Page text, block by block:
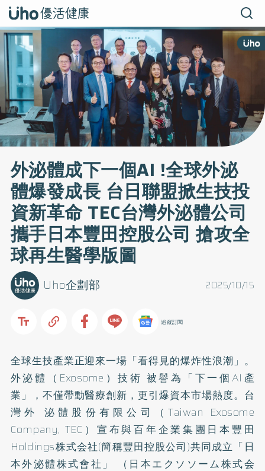
外泌體成下一個AI !全球外泌
體爆發成長 台日聯盟掀生技投
資新革命 TEC台灣外泌體公司
攜手日本豐田控股公司 搶攻全
球再生醫學版圖
2025/10/15
Uho企劃部
追蹤訂閱
全球生技產業正迎來一場「看得見的爆炸性浪潮」。
外泌體（Exosome）技術 被譽為「下一個AI產
業」，不僅帶動醫療創新，更引爆資本市場熱度。台
灣外 泌體股份有限公司（Taiwan Exosome
Company, TEC）宣布與百年企業集團日本豐田
Holdings株式会社(簡稱豐田控股公司)共同成立「日
本外泌體株式會社」 （日本エクソソーム株式会